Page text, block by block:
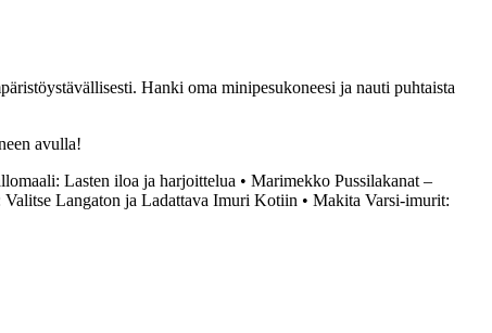
Hanki oma minipesukoneesi ja nauti puhtaista
avulla!
Lasten iloa ja harjoittelua • Marimekko Pussilakanat –
Valitse Langaton ja Ladattava Imuri Kotiin • Makita Varsi-imurit: